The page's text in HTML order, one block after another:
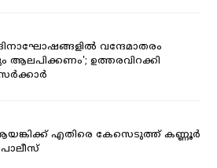
ദിനാഘോഷങ്ങളിൽ വന്ദേമാതരം
ഉത്തരവിറക്കി
എതിരെ കേസെടുത്ത് കണ്ണൂര്‍